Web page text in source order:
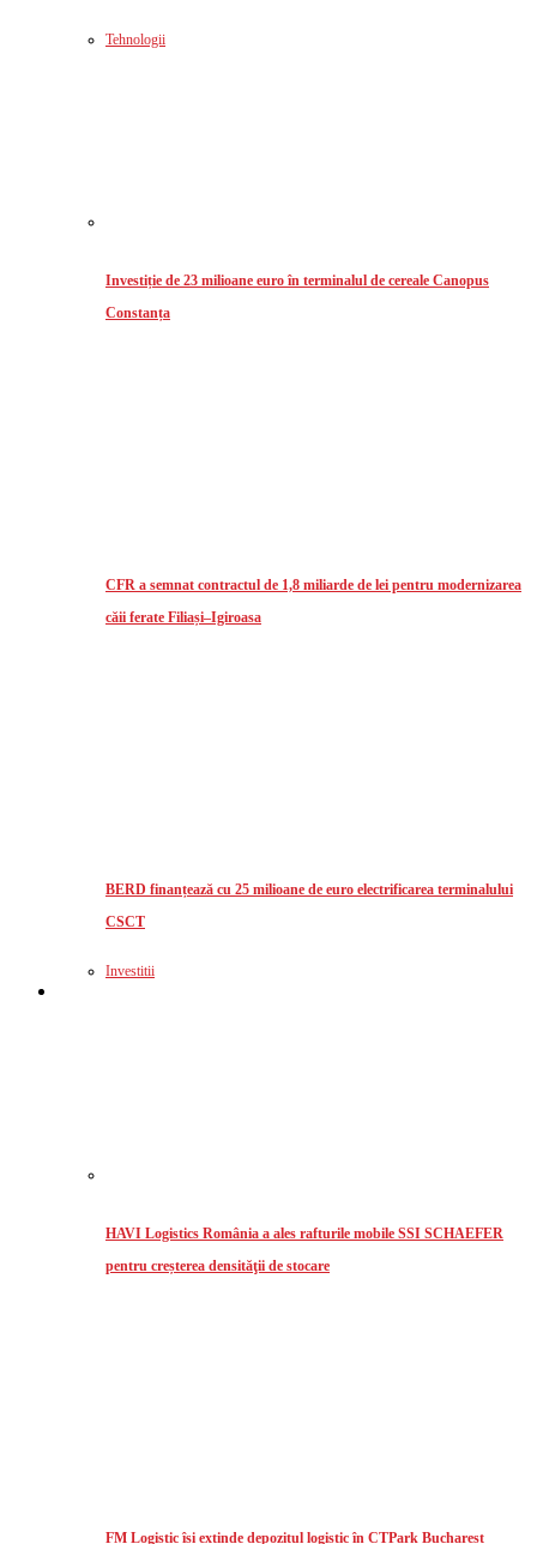
Tehnologii
Investiție de 23 milioane euro în terminalul de cereale Canopus
Constanța
CFR a semnat contractul de 1,8 miliarde de lei pentru modernizarea
căii ferate Filiași–Igiroasa
BERD finanțează cu 25 milioane de euro electrificarea terminalului
CSCT
Investitii
HAVI Logistics România a ales rafturile mobile SSI SCHAEFER
pentru creșterea densităţii de stocare
FM Logistic își extinde depozitul logistic în CTPark Bucharest